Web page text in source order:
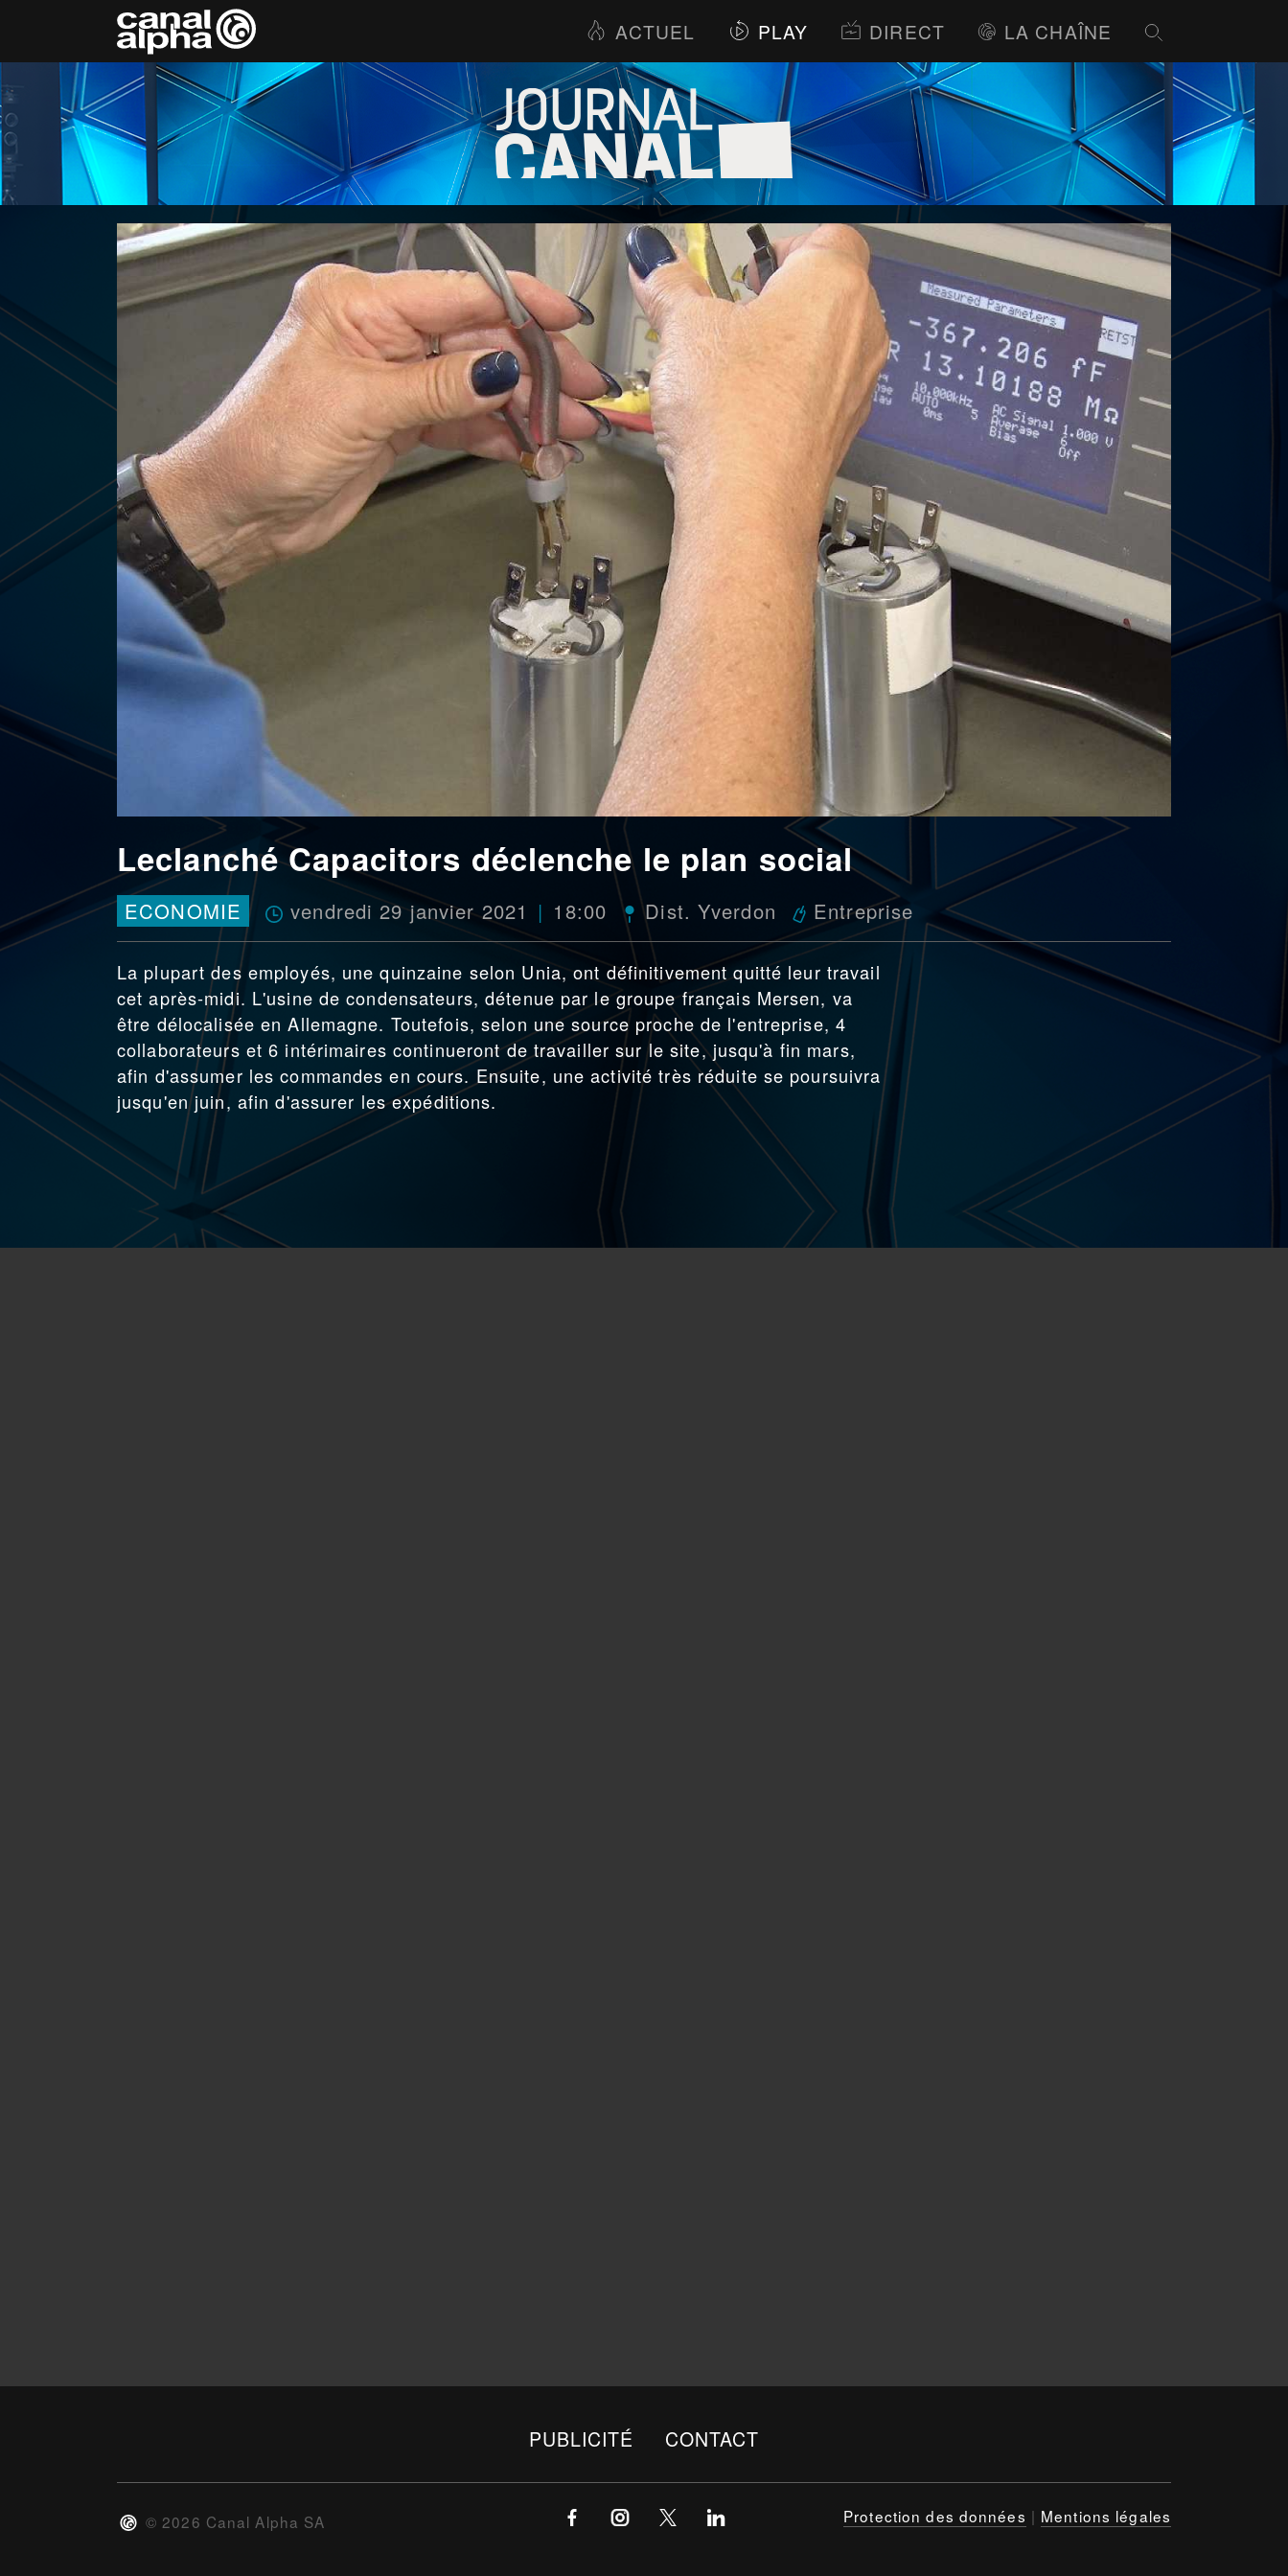
ACTUEL PLAY DIRECT LA CHAÎNE
Leclanché Capacitors déclenche le plan social
ECONOMIE vendredi 29 janvier 2021 18:00 Dist. Yverdon Entreprise
La plupart des employés, une quinzaine selon Unia, ont définitivement quitté leur travail
cet après-midi. L'usine de condensateurs, détenue par le groupe français Mersen, va
être délocalisée en Allemagne. Toutefois, selon une source proche de l'entreprise, 4
collaborateurs et 6 intérimaires continueront de travailler sur le site, jusqu'à fin mars,
afin d'assumer les commandes en cours. Ensuite, une activité très réduite se poursuivra
jusqu'en juin, afin d'assurer les expéditions.
PUBLICITÉ CONTACT
© 2026 Canal Alpha SA Protection des données | Mentions légales